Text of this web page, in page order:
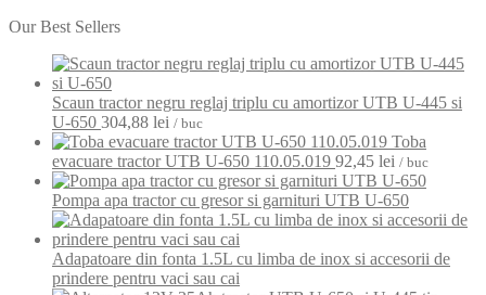
Our Best Sellers
Scaun tractor negru reglaj triplu cu amortizor UTB U-445 si
U-650 304,88 lei / buc
Toba
evacuare tractor UTB U-650 110.05.019 92,45 lei / buc
Pompa apa tractor cu gresor si garnituri UTB U-650
Adapatoare din fonta 1.5L cu limba de inox si accesorii de
prindere pentru vaci sau cai